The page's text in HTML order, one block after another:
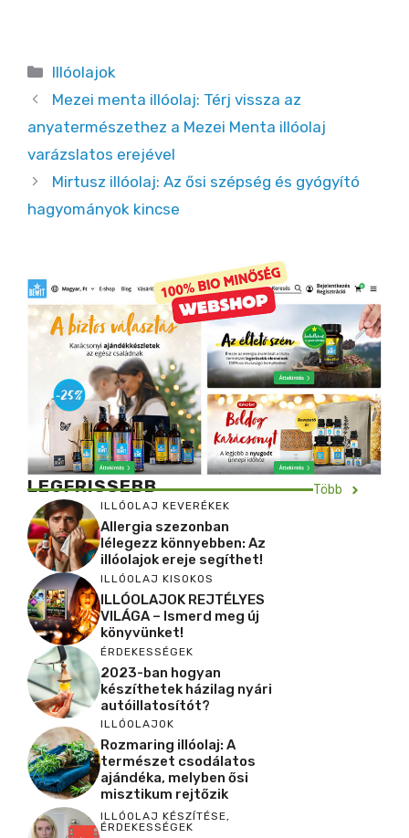
Kategória
Illóolajok
Mezei menta illóolaj: Térj vissza az
anyatermészethez a Mezei Menta illóolaj
varázslatos erejével
Mirtusz illóolaj: Az ősi szépség és gyógyító
hagyományok kincse
LEGFRISSEBB Több
ILLÓOLAJ KEVERÉKEK
Allergia szezonban
lélegezz könnyebben: Az
illóolajok ereje segíthet!
ILLÓOLAJ KISOKOS
ILLÓOLAJOK REJTÉLYES
VILÁGA – Ismerd meg új
könyvünket!
ÉRDEKESSÉGEK
2023-ban hogyan
készíthetek házilag nyári
autóillatosítót?
ILLÓOLAJOK
Rozmaring illóolaj: A
természet csodálatos
ajándéka, melyben ősi
misztikum rejtőzik
ILLÓOLAJ KÉSZÍTÉSE,
ÉRDEKESSÉGEK